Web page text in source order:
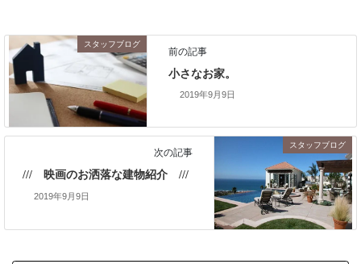
スタッフブログ
前の記事
小さなお家。
2019年9月9日
スタッフブログ
次の記事
/// 映画のお洒落な建物紹介 ///
2019年9月9日